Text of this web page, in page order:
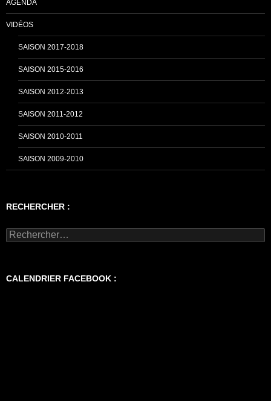
AGENDA
VIDÉOS
SAISON 2017-2018
SAISON 2015-2016
SAISON 2012-2013
SAISON 2011-2012
SAISON 2010-2011
SAISON 2009-2010
RECHERCHER :
Rechercher :
CALENDRIER FACEBOOK :